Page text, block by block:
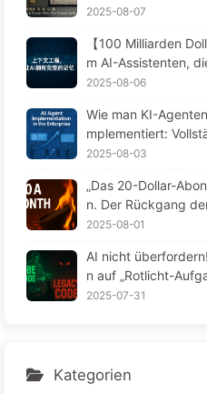
limmer! Nutzen Sie
vermeiden Sie
draußen –
2025-08-07
【100 Milliarden
m AI-Assistenten,
en, immer wieder
m AI Lernen 169
2025-08-06
Wie man KI-
mplementiert:
aden 2025 –
2025-08-03
„Das 20-Dollar-
n. Der Rückgang
n, denn das wahre
2025-08-01
AI nicht
n auf „Rotlicht-
asten die
2025-07-31
Kategorien